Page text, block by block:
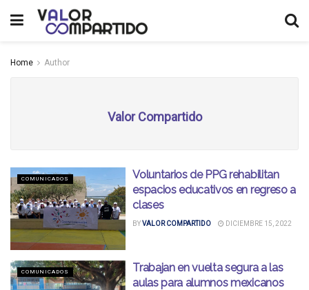
Home Author
Valor Compartido
COMUNICADOS
Voluntarios de PPG rehabilitan
espacios educativos en regreso a
clases
BYVALOR COMPARTIDO DICIEMBRE 15, 2022
COMUNICADOS
Trabajan en vuelta segura a las
aulas para alumnos mexicanos